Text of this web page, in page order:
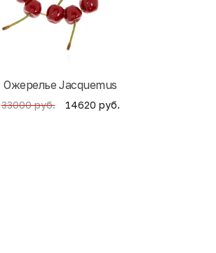
Ожерелье Jacquemus
33000 руб. 14620 руб.